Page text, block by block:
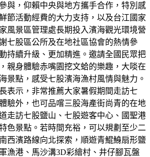
與，仰賴中央與地方攜手合作，特別感
節活動經費的大力支持，以及台江國家
風景區管理處長期投入濱海觀光環境營
七股區公所及在地社區協會的熱情參
持續升級、更加精進。邀請全國民眾把
親身體驗赤嘴園挖文蛤的樂趣，大啖在
景點，感受七股濱海漁村風情與魅力。
表示，非常推薦大家暑假期間走訪七
驗外，也可品嚐三股海產街尚青的在地
走訪七股鹽山、七股遊客中心、國聖港
色景點。若時間充裕，可以規劃至少二
西濱路線向北探索，順遊青鯤鯓扇形鹽
漁港、馬沙溝3D彩繪村、井仔腳瓦盤